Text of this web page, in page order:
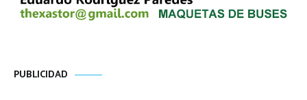
PUBLICIDAD